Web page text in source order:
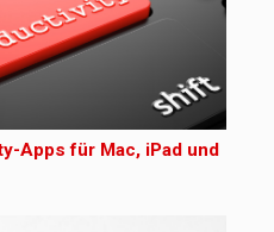
Apps für Mac, iPad und